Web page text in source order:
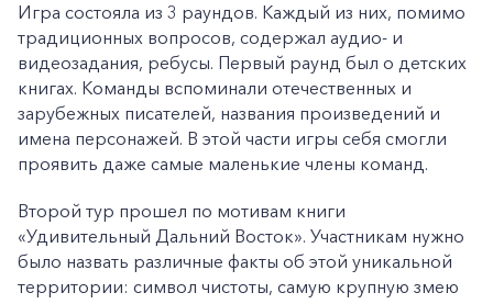
Игра состояла из 3 раундов. Каждый из них, помимо
традиционных вопросов, содержал аудио- и
видеозадания, ребусы. Первый раунд был о детских
книгах. Команды вспоминали отечественных и
зарубежных писателей, названия произведений и
имена персонажей. В этой части игры себя смогли
проявить даже самые маленькие члены команд.
Второй тур прошел по мотивам книги
«Удивительный Дальний Восток». Участникам нужно
было назвать различные факты об этой уникальной
территории: символ чистоты, самую крупную змею